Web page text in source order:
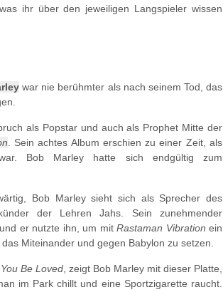
ihr über den jeweiligen Langspieler wissen
war nie berühmter als nach seinem Tod, das
als Popstar und auch als Prophet Mitte der
. Sein achtes Album erschien zu einer Zeit, als
Bob Marley hatte sich endgültig zum
Bob Marley sieht sich als Sprecher des
der Lehren Jahs. Sein zunehmender
er nutzte ihn, um mit Rastaman Vibration ein
Miteinander und gegen Babylon zu setzen.
Be Loved , zeigt Bob Marley mit dieser Platte,
im Park chillt und eine Sportzigarette raucht.